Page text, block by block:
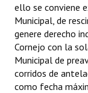
ello se conviene
Municipal, de
genere derecho
Cornejo con la
Municipal de
corridos de
como fecha